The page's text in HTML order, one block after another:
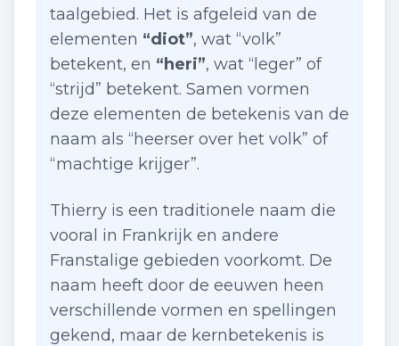
taalgebied. Het is afgeleid van de
elementen “diot”, wat “volk”
betekent, en “heri”, wat “leger” of
“strijd” betekent. Samen vormen
deze elementen de betekenis van de
naam als “heerser over het volk” of
“machtige krijger”.
Thierry is een traditionele naam die
vooral in Frankrijk en andere
Franstalige gebieden voorkomt. De
naam heeft door de eeuwen heen
verschillende vormen en spellingen
gekend, maar de kernbetekenis is